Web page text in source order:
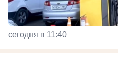
сегодня в 11:40